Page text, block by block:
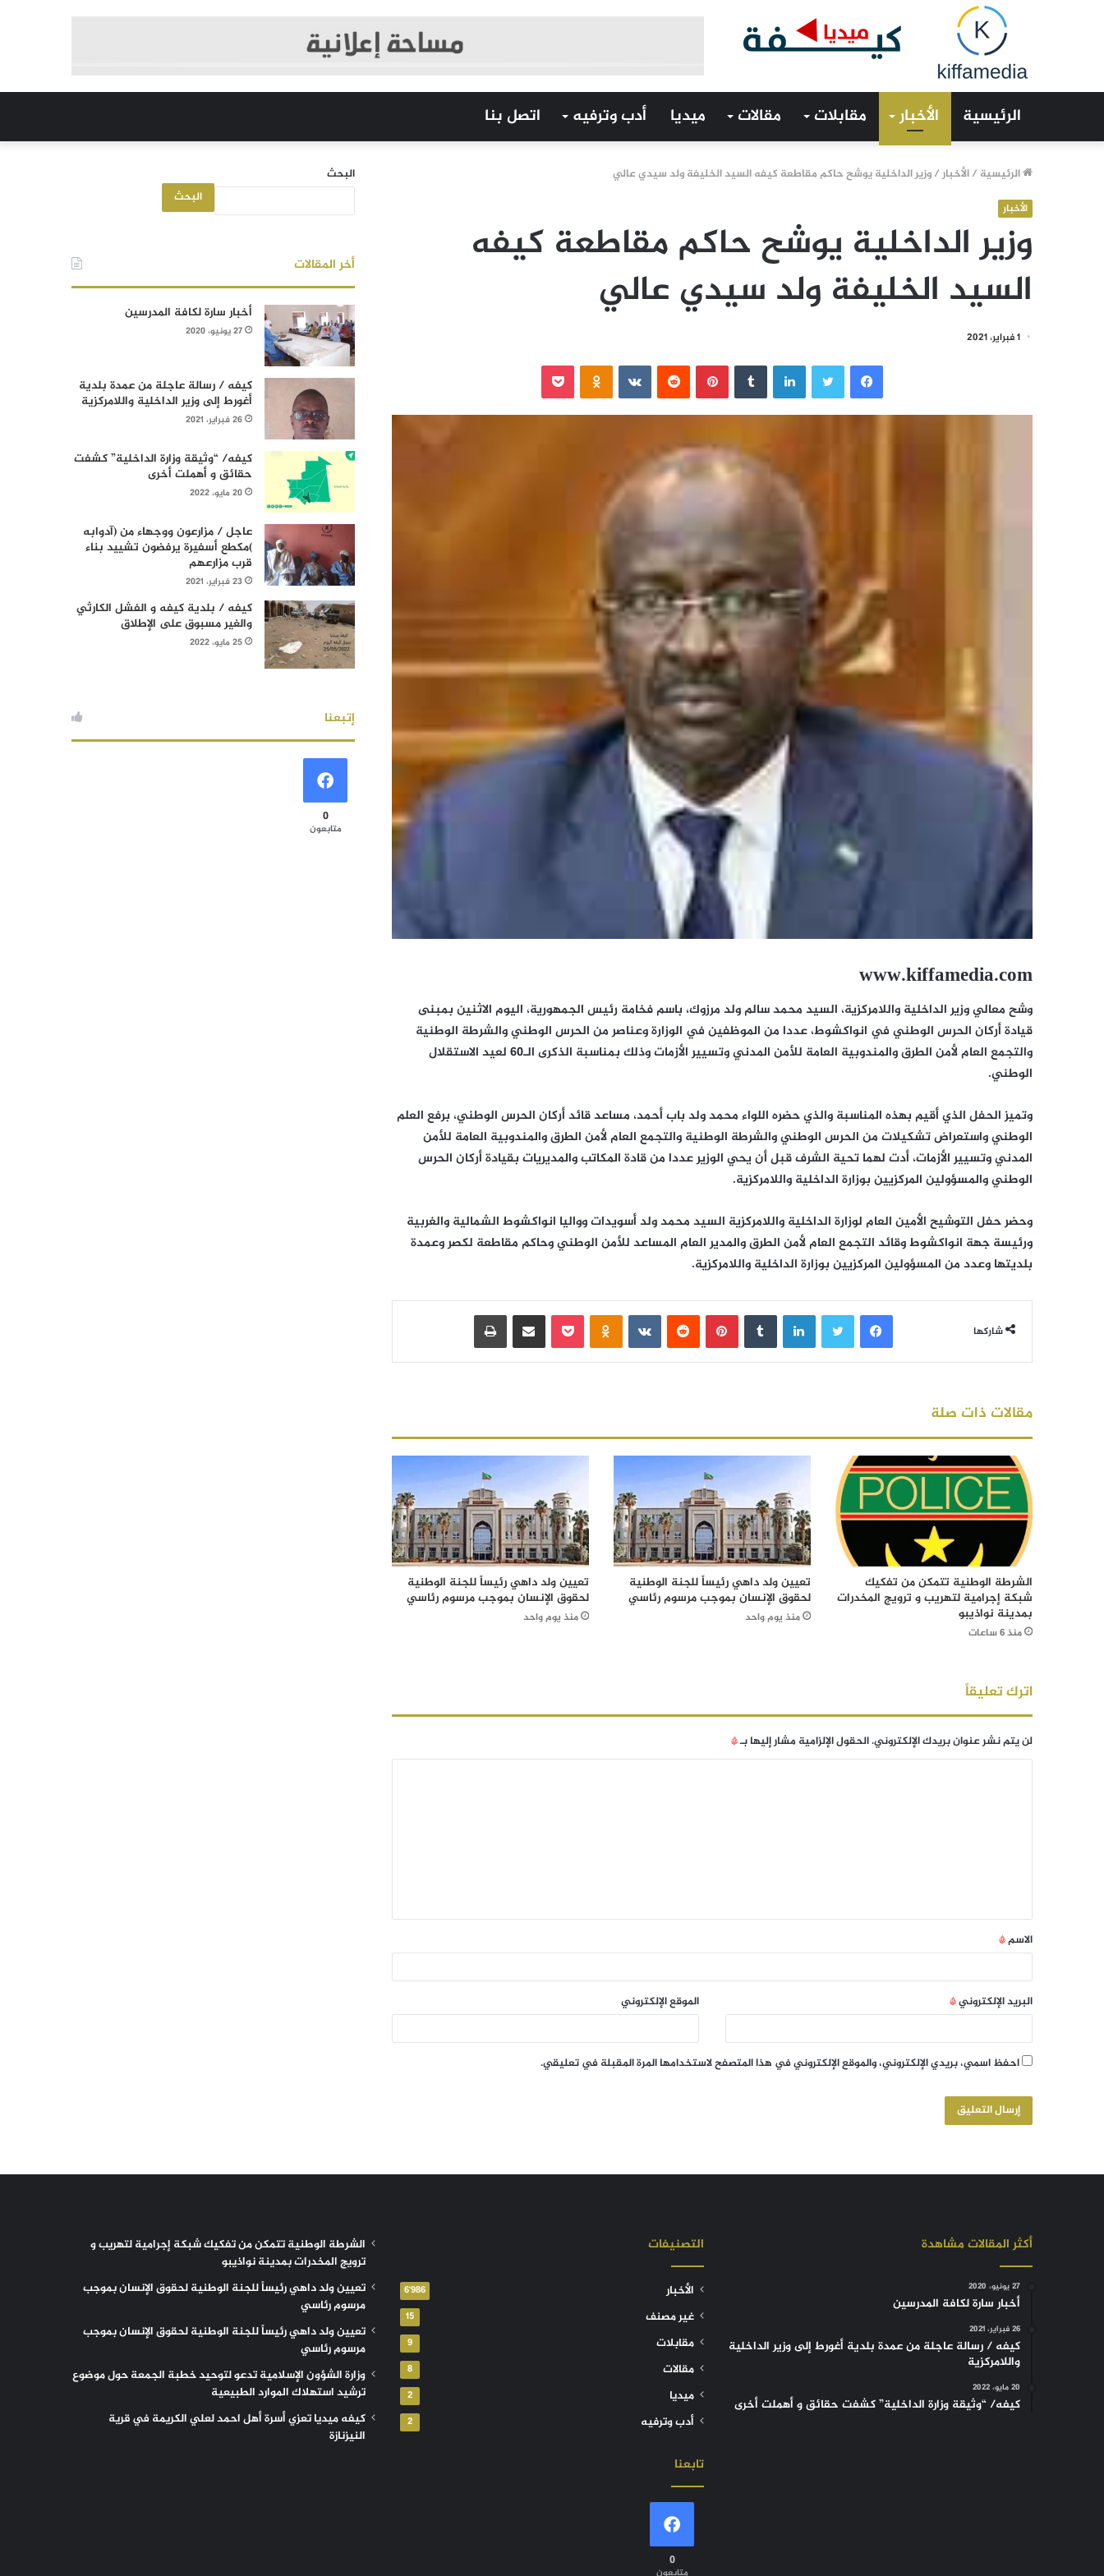
الرئيسية الأخبار مقابلات مقالات ميديا أدب وترفيه اتصل بنا
الرئيسية /الأخبار/وزير الداخلية يوشح حاكم مقاطعة كيفه السيد الخليفة ولد سيدي عالي
الأخبار
وزير الداخلية يوشح حاكم مقاطعة كيفه
السيد الخليفة ولد سيدي عالي
1 فبراير، 2021
فيسبوك لينكدإن بينتيريست
www.kiffamedia.com
وشح معالي وزير الداخلية واللامركزية، السيد محمد سالم ولد مرزوك، باسم فخامة رئيس الجمهورية، اليوم الاثنين بمبنى
قيادة أركان الحرس الوطني في انواكشوط، عددا من الموظفين في الوزارة وعناصر من الحرس الوطني والشرطة الوطنية
والتجمع العام لأمن الطرق والمندوبية العامة للأمن المدني وتسيير الأزمات وذلك بمناسبة الذكرى الـ60 لعيد الاستقلال
الوطني.
وتميز الحفل الذي أقيم بهذه المناسبة والذي حضره اللواء محمد ولد باب أحمد، مساعد قائد أركان الحرس الوطني، برفع العلم
الوطني واستعراض تشكيلات من الحرس الوطني والشرطة الوطنية والتجمع العام لأمن الطرق والمندوبية العامة للأمن
المدني وتسيير الأزمات، أدت لهما تحية الشرف قبل أن يحي الوزير عددا من قادة المكاتب والمديريات بقيادة أركان الحرس
الوطني والمسؤولين المركزيين بوزارة الداخلية واللامركزية.
وحضر حفل التوشيح الأمين العام لوزارة الداخلية واللامركزية السيد محمد ولد أسويدات وواليا انواكشوط الشمالية والغربية
ورئيسة جهة انواكشوط وقائد التجمع العام لأمن الطرق والمدير العام المساعد للأمن الوطني وحاكم مقاطعة لكصر وعمدة
بلديتها وعدد من المسؤولين المركزيين بوزارة الداخلية واللامركزية.
شاركها
فيسبوك لينكدإن بينتيريست بوكيت مشاركة عبر البريد
مقالات ذات صلة
الشرطة الوطنية تتمكن من تفكيك
شبكة إجرامية لتهريب و ترويج المخدرات
بمدينة نواذيبو
منذ 6 ساعات
تعيين ولد داهي رئيساً للجنة الوطنية
لحقوق الإنسان بموجب مرسوم رئاسي
منذ يوم واحد
تعيين ولد داهي رئيساً للجنة الوطنية
لحقوق الإنسان بموجب مرسوم رئاسي
منذ يوم واحد
اترك تعليقاً
لن يتم نشر عنوان بريدك الإلكتروني.الحقول الإلزامية مشار إليها بـ*
الاسم*
البريد الإلكتروني* الموقع الإلكتروني
احفظ اسمي، بريدي الإلكتروني، والموقع الإلكتروني في هذا المتصفح لاستخدامها المرة المقبلة في تعليقي.
البحث
البحث
أخر المقالات
أخبار سارة لكافة المدرسين
27 يونيو، 2020
كيفه / رسالة عاجلة من عمدة بلدية
أغورط إلى وزير الداخلية واللامركزية
26 فبراير، 2021
كيفه/ “وثيقة وزارة الداخلية” كشفت
حقائق و أهملت أخرى
20 مايو، 2022
عاجل / مزارعون ووجهاء من (آدوابه
)مكطع أسفيرة يرفضون تشييد بناء
قرب مزارعهم
23 فبراير، 2021
كيفه / بلدية كيفه و الفشل الكارثي
والغير مسبوق على الإطلاق
25 مايو، 2022
إتبعنا
0
متابعون
أكثر المقالات مشاهدة
27 يونيو، 2020
أخبار سارة لكافة المدرسين
26 فبراير، 2021
كيفه / رسالة عاجلة من عمدة بلدية أغورط إلى وزير الداخلية
واللامركزية
20 مايو، 2022
كيفه/ “وثيقة وزارة الداخلية” كشفت حقائق و أهملت أخرى
التصنيفات
الأخبار 6٬986
غير مصنف 15
مقابلات 9
مقالات 8
ميديا 2
أدب وترفيه 2
تابعنا
0
الشرطة الوطنية تتمكن من تفكيك شبكة إجرامية لتهريب و
ترويج المخدرات بمدينة نواذيبو
تعيين ولد داهي رئيساً للجنة الوطنية لحقوق الإنسان بموجب
مرسوم رئاسي
تعيين ولد داهي رئيساً للجنة الوطنية لحقوق الإنسان بموجب
مرسوم رئاسي
وزارة الشؤون الإسلامية تدعو لتوحيد خطبة الجمعة حول موضوع
ترشيد استهلاك الموارد الطبيعية
كيفه ميديا تعزي أسرة أهل احمد لعلي الكريمة في قرية
النيزنازة